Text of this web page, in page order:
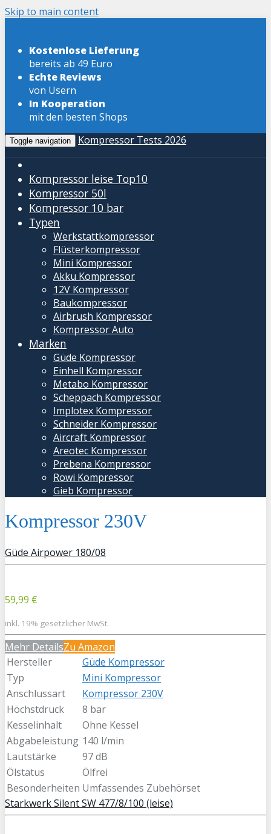
Skip to main content
Kostenlose Lieferung
bereits ab 49 Euro
Echte Reviews
von Usern
In Kooperation
mit den besten Shops
Toggle navigation Kompressor Tests 2026
Kompressor leise Top10
Kompressor 50l
Kompressor 10 bar
Typen
Werkstattkompressor
Flüsterkompressor
Mini Kompressor
Akku Kompressor
12V Kompressor
Baukompressor
Airbrush Kompressor
Kompressor Auto
Marken
Güde Kompressor
Einhell Kompressor
Metabo Kompressor
Scheppach Kompressor
Implotex Kompressor
Schneider Kompressor
Aircraft Kompressor
Areotec Kompressor
Prebena Kompressor
Rowi Kompressor
Gieb Kompressor
Kompressor 230V
Güde Airpower 180/08
59,99 €
inkl. 19% gesetzlicher MwSt.
Mehr DetailsZu Amazon
Hersteller
Güde Kompressor
Typ
Mini Kompressor
Anschlussart
Kompressor 230V
Höchstdruck
8 bar
Kesselinhalt
Ohne Kessel
Abgabeleistung 140 l/min
Lautstärke
97 dB
Ölstatus
Ölfrei
Besonderheiten Umfassendes Zubehörset
Starkwerk Silent SW 477/8/100 (leise)